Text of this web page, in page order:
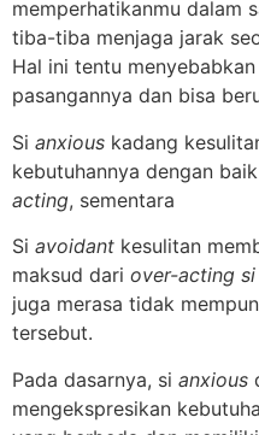
memperhatikanmu dalam
tiba-tiba menjaga jarak
Hal ini tentu
pasangannya dan bisa
Si anxious kadang
kebutuhannya dengan
acting, sementara
Si avoidant kesulitan
maksud dari over-acting
juga merasa tidak
tersebut.
Pada dasarnya, si anxious
mengekspresikan